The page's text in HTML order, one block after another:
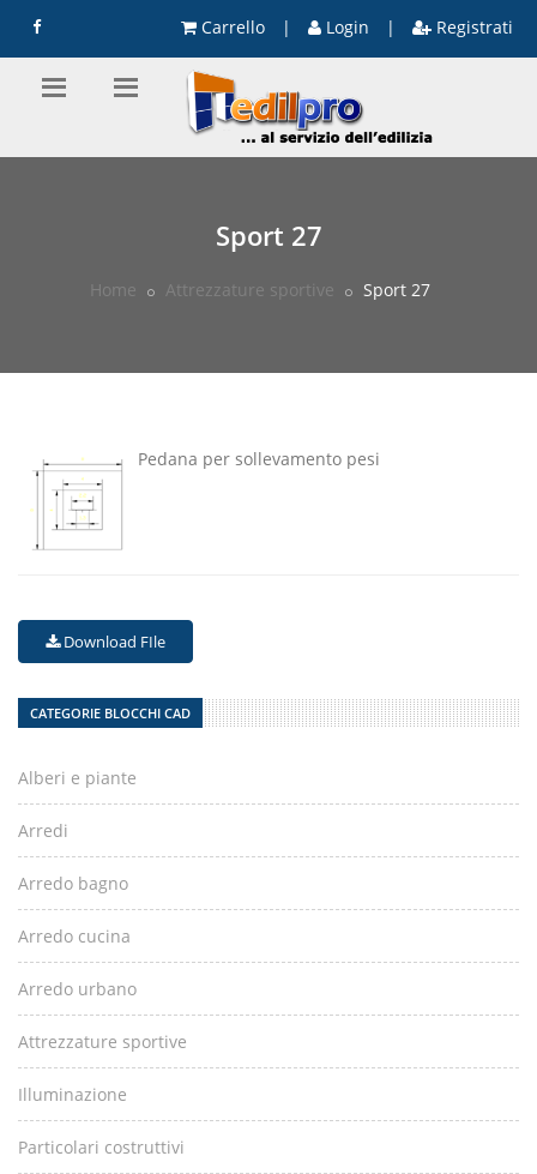
Carrello | Login | Registrati
Sport 27
Home Attrezzature sportive Sport 27
Pedana per sollevamento pesi
Download FIle
CATEGORIE BLOCCHI CAD
Alberi e piante
Arredi
Arredo bagno
Arredo cucina
Arredo urbano
Attrezzature sportive
Illuminazione
Particolari costruttivi